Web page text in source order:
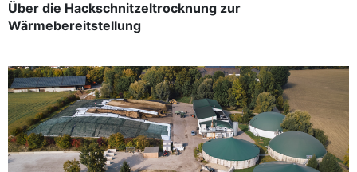
Über die Hackschnitzeltrocknung zur
Wärmebereitstellung